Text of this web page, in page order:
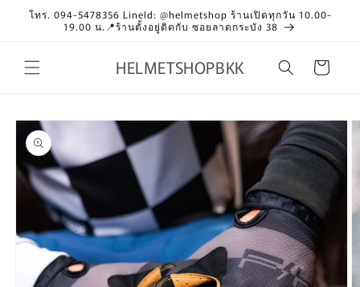
Skip to
content
โทร. 094-5478356 LineId: @helmetshop ร้านเปิดทุกวัน 10.00-
19.00 น.📍ร้านตั้งอยู่ติดกับ ซอยลาดกระบัง 38
HELMETSHOPBKK Cart
Skip to
product
information